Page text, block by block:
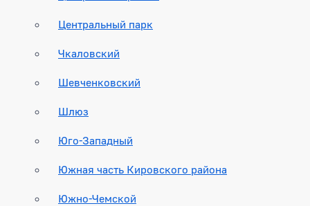
Центральный парк
Чкаловский
Шевченковский
Шлюз
Юго-Западный
Южная часть Кировского района
Южно-Чемской